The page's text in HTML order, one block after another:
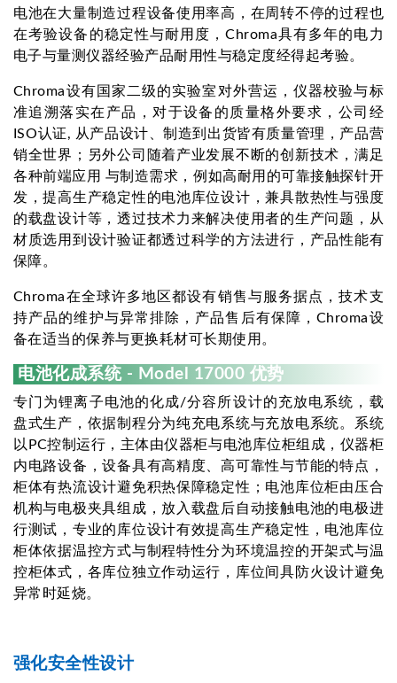
电池在大量制造过程设备使用率高，在周转不停的过程也
在考验设备的稳定性与耐用度，Chroma具有多年的电力
电子与量测仪器经验产品耐用性与稳定度经得起考验。
Chroma设有国家二级的实验室对外营运，仪器校验与标
准追溯落实在产品，对于设备的质量格外要求，公司经
ISO认证, 从产品设计、制造到出货皆有质量管理，产品营
销全世界；另外公司随着产业发展不断的创新技术，满足
各种前端应用 与制造需求，例如高耐用的可靠接触探针开
发，提高生产稳定性的电池库位设计，兼具散热性与强度
的载盘设计等，透过技术力来解决使用者的生产问题，从
材质选用到设计验证都透过科学的方法进行，产品性能有
保障。
Chroma在全球许多地区都设有销售与服务据点，技术支
持产品的维护与异常排除，产品售后有保障，Chroma设
备在适当的保养与更换耗材可长期使用。
电池化成系统 - Model 17000 优势
专门为锂离子电池的化成/分容所设计的充放电系统，载
盘式生产，依据制程分为纯充电系统与充放电系统。系统
以PC控制运行，主体由仪器柜与电池库位柜组成，仪器柜
内电路设备，设备具有高精度、高可靠性与节能的特点，
柜体有热流设计避免积热保障稳定性；电池库位柜由压合
机构与电极夹具组成，放入载盘后自动接触电池的电极进
行测试，专业的库位设计有效提高生产稳定性，电池库位
柜体依据温控方式与制程特性分为环境温控的开架式与温
控柜体式，各库位独立作动运行，库位间具防火设计避免
异常时延烧。
强化安全性设计